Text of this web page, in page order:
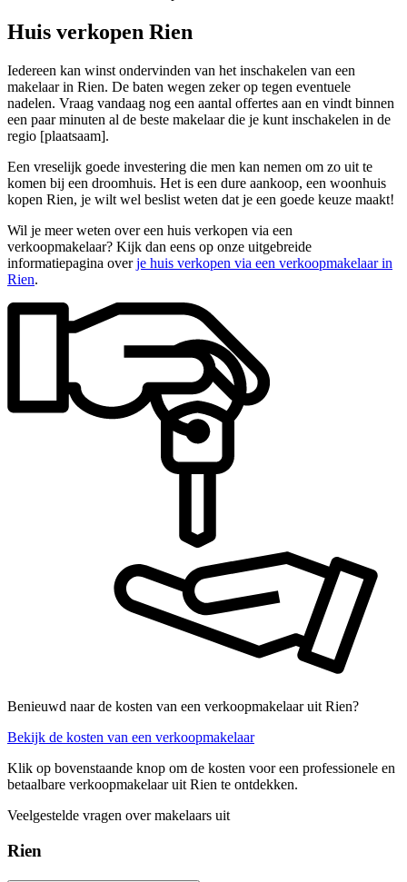
Huis verkopen Rien
Iedereen kan winst ondervinden van het inschakelen van een
makelaar in Rien. De baten wegen zeker op tegen eventuele
nadelen. Vraag vandaag nog een aantal offertes aan en vindt binnen
een paar minuten al de beste makelaar die je kunt inschakelen in de
regio [plaatsaam].
Een vreselijk goede investering die men kan nemen om zo uit te
komen bij een droomhuis. Het is een dure aankoop, een woonhuis
kopen Rien, je wilt wel beslist weten dat je een goede keuze maakt!
Wil je meer weten over een huis verkopen via een
verkoopmakelaar? Kijk dan eens op onze uitgebreide
informatiepagina overje huis verkopen via een verkoopmakelaar in
Rien.
Benieuwd naar de kosten van een verkoopmakelaar uit Rien?
Bekijk de kosten van een verkoopmakelaar
Klik op bovenstaande knop om de kosten voor een professionele en
betaalbare verkoopmakelaar uit Rien te ontdekken.
Veelgestelde vragen over makelaars uit
Rien